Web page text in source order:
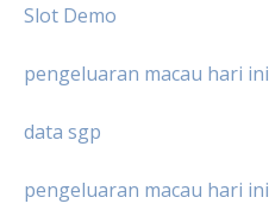
Slot Demo
pengeluaran macau hari ini
data sgp
pengeluaran macau hari ini